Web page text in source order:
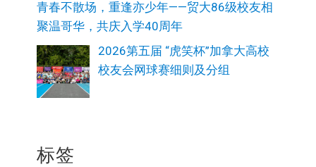
青春不散场，重逢亦少年——贸大86级校友相
聚温哥华，共庆入学40周年
2026第五届 “虎笑杯”加拿大高校
校友会网球赛细则及分组
标签